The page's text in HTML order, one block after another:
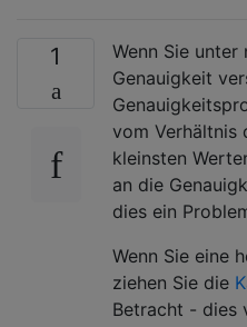
1
Wenn Sie
Genauigkeit
vom Verhältnis
kleinsten
an die
dies ein
Wenn Sie eine
ziehen Sie die
Betracht - dies